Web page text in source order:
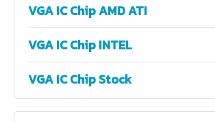
VGA IC Chip AMD ATI
VGA IC Chip INTEL
VGA IC Chip Stock